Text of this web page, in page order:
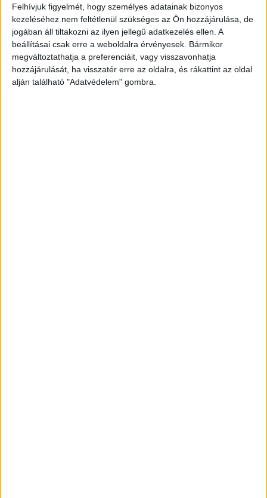
Felhívjuk figyelmét, hogy személyes adatainak bizonyos
kezeléséhez nem feltétlenül szükséges az Ön hozzájárulása, de
jogában áll tiltakozni az ilyen jellegű adatkezelés ellen. A
beállításai csak erre a weboldalra érvényesek. Bármikor
megváltoztathatja a preferenciáit, vagy visszavonhatja
hozzájárulását, ha visszatér erre az oldalra, és rákattint az oldal
alján található "Adatvédelem" gombra.